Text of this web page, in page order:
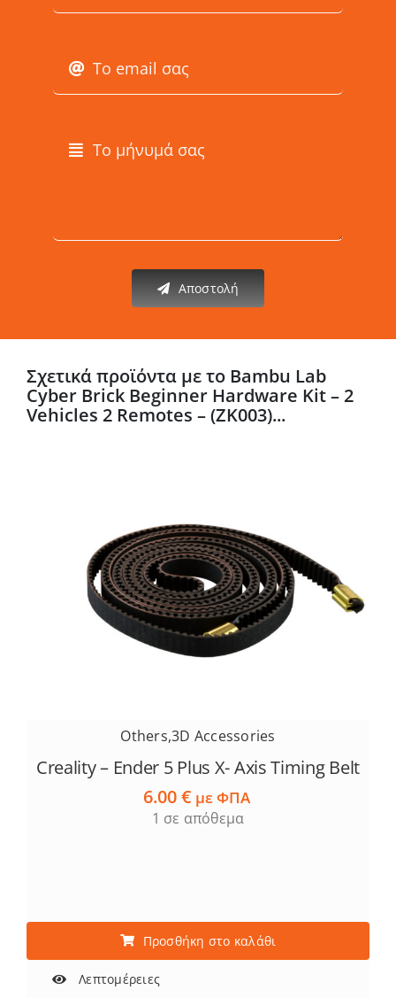
Αποστολή
Σχετικά προϊόντα με το Bambu Lab
Cyber Brick Beginner Hardware Kit – 2
Vehicles 2 Remotes – (ZK003)...
Others,3D Accessories
Creality – Ender 5 Plus X- Axis Timing Belt
6.00€ με ΦΠΑ
1 σε απόθεμα
Προσθήκη στο καλάθι
Λεπτομέρειες